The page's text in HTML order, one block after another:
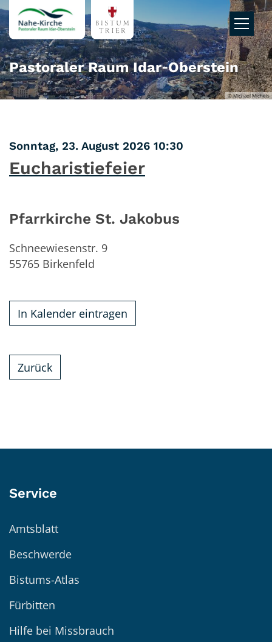
Zum Inhalt springen
© Michael Michels
Pastoraler Raum Idar‑Oberstein
Sonntag, 23. August 2026 10:30
Eucharistiefeier
Pfarrkirche St. Jakobus
Schneewiesenstr. 9
55765 Birkenfeld
In Kalender eintragen
Zurück
Service
Amtsblatt
Beschwerde
Bistums-Atlas
Fürbitten
Hilfe bei Missbrauch